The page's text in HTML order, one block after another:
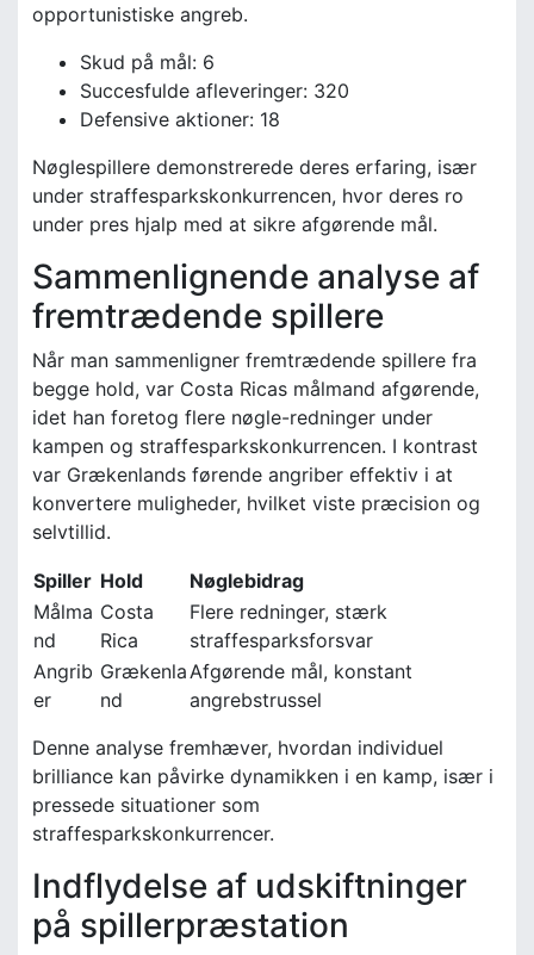
opportunistiske angreb.
Skud på mål: 6
Succesfulde afleveringer: 320
Defensive aktioner: 18
Nøglespillere demonstrerede deres erfaring, især
under straffesparkskonkurrencen, hvor deres ro
under pres hjalp med at sikre afgørende mål.
Sammenlignende analyse af
fremtrædende spillere
Når man sammenligner fremtrædende spillere fra
begge hold, var Costa Ricas målmand afgørende,
idet han foretog flere nøgle-redninger under
kampen og straffesparkskonkurrencen. I kontrast
var Grækenlands førende angriber effektiv i at
konvertere muligheder, hvilket viste præcision og
selvtillid.
Spiller Hold
Nøglebidrag
Målma
nd
Costa
Rica
Flere redninger, stærk
straffesparksforsvar
Angrib
er
Grækenla
nd
Afgørende mål, konstant
angrebstrussel
Denne analyse fremhæver, hvordan individuel
brilliance kan påvirke dynamikken i en kamp, især i
pressede situationer som
straffesparkskonkurrencer.
Indflydelse af udskiftninger
på spillerpræstation